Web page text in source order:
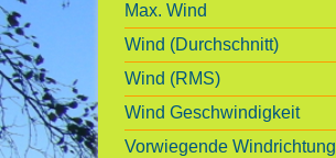
Max. Wind
Wind (Durchschnitt)
Wind (RMS)
Wind Geschwindigkeit
Vorwiegende Windrichtung